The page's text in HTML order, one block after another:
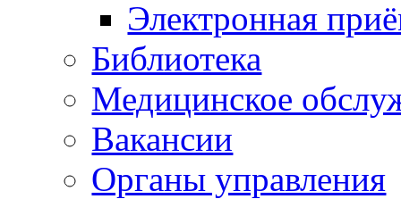
Электронная
Библиотека
Медицинское
Вакансии
Органы управления